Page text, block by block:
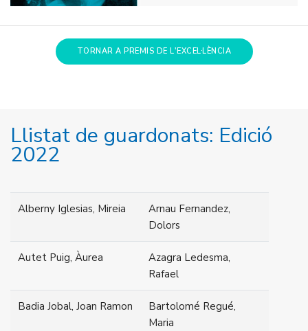
TORNAR A PREMIS DE L'EXCEL·LÈNCIA
Llistat de guardonats: Edició
2022
Alberny Iglesias, Mireia
Arnau Fernandez,
Dolors
Autet Puig, Àurea
Azagra Ledesma,
Rafael
Badia Jobal, Joan Ramon
Bartolomé Regué,
Maria